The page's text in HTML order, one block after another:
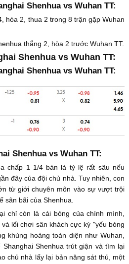
Shenhua vs Wuhan TT:
hòa 2, thua 2 trong 8 trận gặp Wuhan
thắng 2, hòa 2 trước Wuhan TT.
Shenhua vs Wuhan TT:
Shenhua vs Wuhan TT:
Shenhua vs Wuhan TT:
chấp 1 1/4 bàn là tỷ lệ rất sâu nếu
đây của đội chủ nhà. Tuy nhiên, con
từ giới chuyên môn vào sự vượt trội
sân bãi của Shenhua.
chỉ còn là cái bóng của chính mình,
lối chơi sân khách cực kỳ "yếu bóng
khủng hoảng toàn diện như Wuhan,
Shenhua trút giận và tìm lại
chủ nhà lấy lại bản năng sát thủ, một